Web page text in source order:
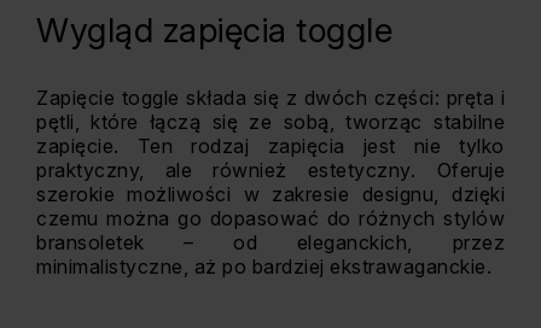
Wygląd zapięcia toggle
Zapięcie toggle składa się z dwóch części: pręta i
pętli, które łączą się ze sobą, tworząc stabilne
zapięcie. Ten rodzaj zapięcia jest nie tylko
praktyczny, ale również estetyczny. Oferuje
szerokie możliwości w zakresie designu, dzięki
czemu można go dopasować do różnych stylów
bransoletek – od eleganckich, przez
minimalistyczne, aż po bardziej ekstrawaganckie.